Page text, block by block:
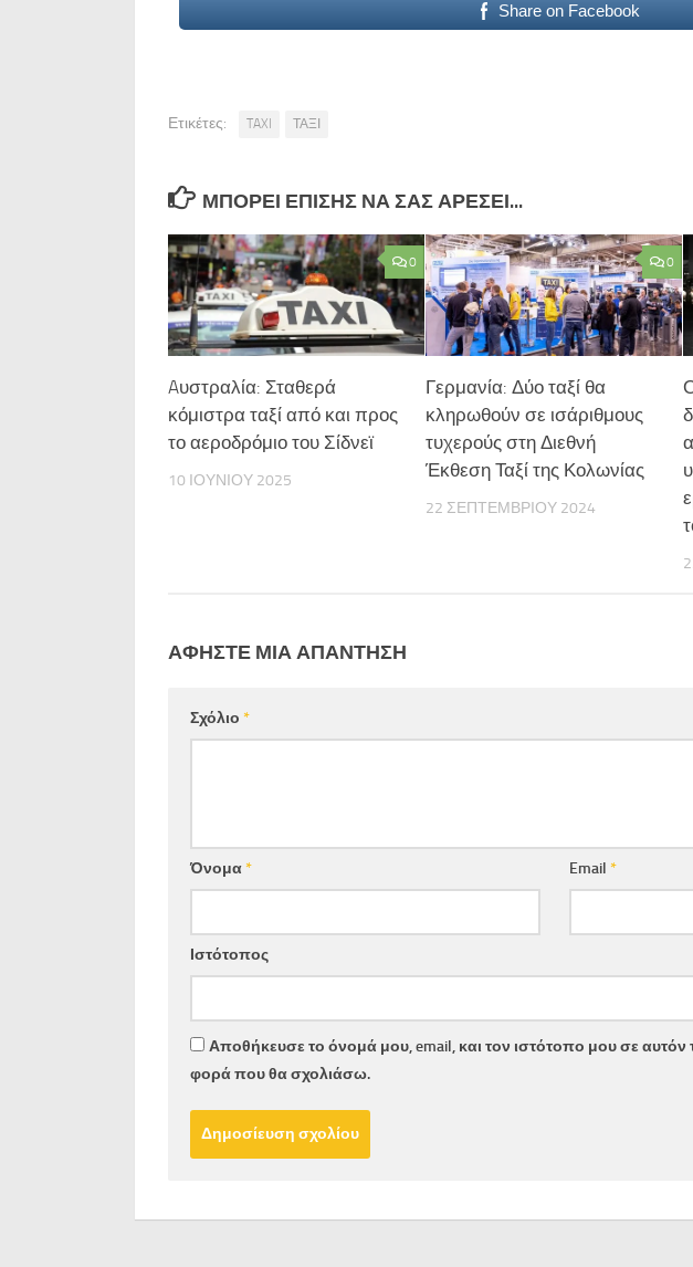
Share on Facebook
Ετικέτες: TAXI ΤΑΞΙ
ΜΠΟΡΕΊ ΕΠΊΣΗΣ ΝΑ ΣΑΣ ΑΡΈΣΕΙ...
0
Aυστραλία: Σταθερά
κόμιστρα ταξί από και προς
το αεροδρόμιο του Σίδνεϊ
10 ΙΟΥΝΊΟΥ 2025
0
Γερμανία: Δύο ταξί θα
κληρωθούν σε ισάριθμους
τυχερούς στη Διεθνή
Έκθεση Ταξί της Κολωνίας
22 ΣΕΠΤΕΜΒΡΊΟΥ 2024
ΑΦΉΣΤΕ ΜΙΑ ΑΠΆΝΤΗΣΗ
Σχόλιο *
Όνομα* Email*
Ιστότοπος
Αποθήκευσε το όνομά μου, email, και τον ιστότοπο μου σε
φορά που θα σχολιάσω.